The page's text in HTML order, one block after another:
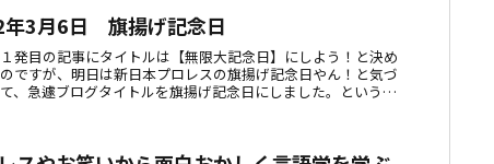
3月6日 旗揚げ記念日
発目の記事にタイトルは【無限大記念日】にしよう！と決め
ですが、明日は新日本プロレスの旗揚げ記念日やん！と気づ
、急遽ブログタイトルを旗揚げ記念日にしました。というわ